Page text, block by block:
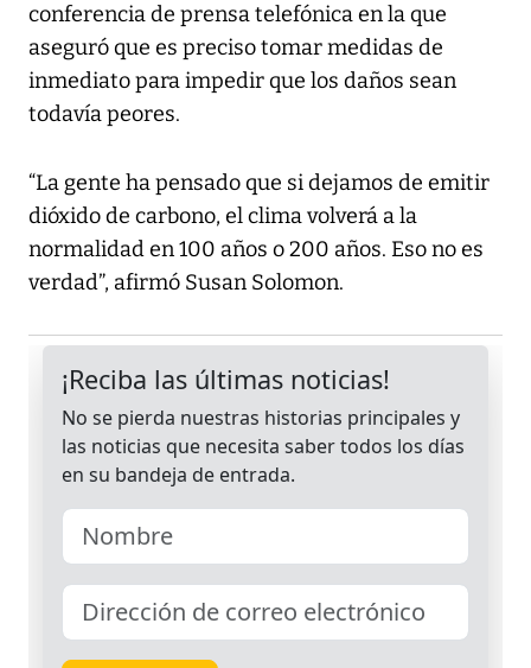
conferencia de prensa telefónica en la que
aseguró que es preciso tomar medidas de
inmediato para impedir que los daños sean
todavía peores.
“La gente ha pensado que si dejamos de emitir
dióxido de carbono, el clima volverá a la
normalidad en 100 años o 200 años. Eso no es
verdad”, afirmó Susan Solomon.